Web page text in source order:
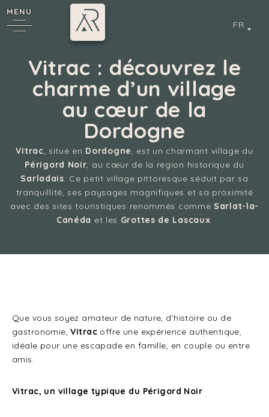
MENU
FR
Vitrac : découvrez le
charme d’un village
au cœur de la
Dordogne
Vitrac, situé en Dordogne, est un charmant village du
Périgord Noir, au cœur de la région historique du
Sarladais. Ce petit village pittoresque séduit par sa
tranquillité, ses paysages magnifiques et sa proximité
avec des sites touristiques renommés comme Sarlat-la-
Canéda et les Grottes de Lascaux.
Que vous soyez amateur de nature, d’histoire ou de
gastronomie,Vitrac offre une expérience authentique,
idéale pour une escapade en famille, en couple ou entre
amis.
Vitrac, un village typique du Périgord Noir